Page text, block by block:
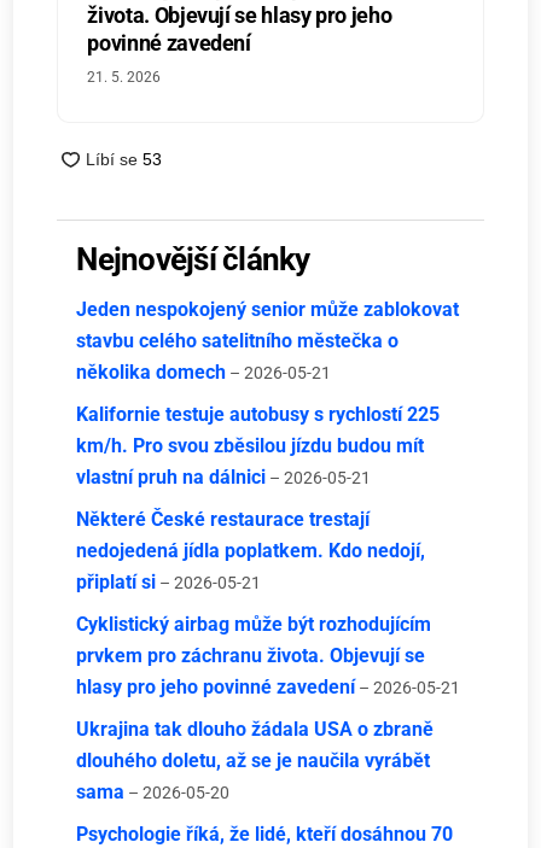
života. Objevují se hlasy pro jeho
povinné zavedení
21. 5. 2026
Nejnovější články
Jeden nespokojený senior může zablokovat
stavbu celého satelitního městečka o
několika domech – 2026-05-21
Kalifornie testuje autobusy s rychlostí 225
km/h. Pro svou zběsilou jízdu budou mít
vlastní pruh na dálnici – 2026-05-21
Některé České restaurace trestají
nedojedená jídla poplatkem. Kdo nedojí,
připlatí si – 2026-05-21
Cyklistický airbag může být rozhodujícím
prvkem pro záchranu života. Objevují se
hlasy pro jeho povinné zavedení – 2026-05-21
Ukrajina tak dlouho žádala USA o zbraně
dlouhého doletu, až se je naučila vyrábět
sama – 2026-05-20
Psychologie říká, že lidé, kteří dosáhnou 70